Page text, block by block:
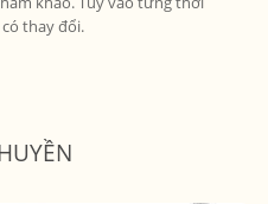
thay đổi.